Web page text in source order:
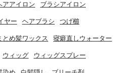
アアイロン ブラシアイロン
ヤー ヘアブラシ つげ櫛
とめ髪ワックス 寝癖直しウォーター
ウィッグ ウィッグスプレー